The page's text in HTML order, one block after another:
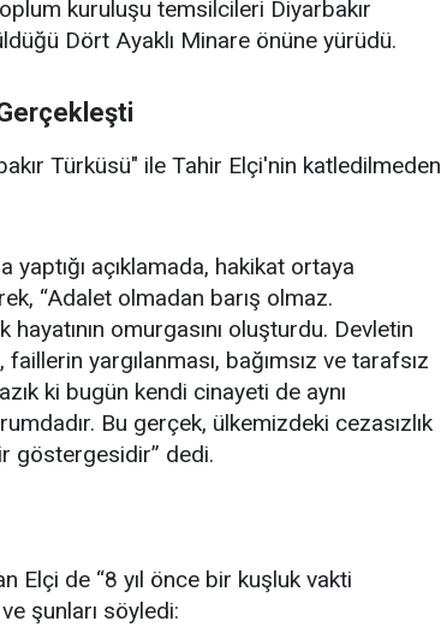
kuruluşu temsilcileri Diyarbakır
Dört Ayaklı Minare önüne yürüdü.
Türküsü" ile Tahir Elçi'nin katledilmeden
açıklamada, hakikat ortaya
“Adalet olmadan barış olmaz.
omurgasını oluşturdu. Devletin
yargılanması, bağımsız ve tarafsız
ki bugün kendi cinayeti de aynı
Bu gerçek, ülkemizdeki cezasızlık
göstergesidir” dedi.
Elçi de “8 yıl önce bir kuşluk vakti
şunları söyledi: